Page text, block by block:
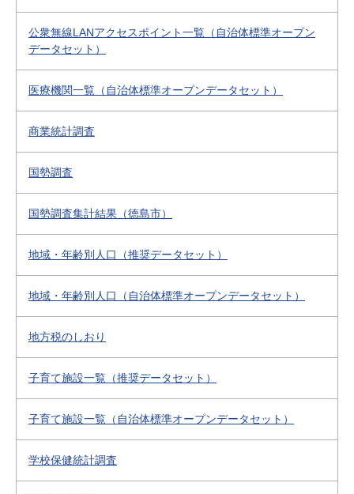
公衆無線LANアクセスポイント一覧（自治体標準オープン
データセット）
医療機関一覧（自治体標準オープンデータセット）
商業統計調査
国勢調査
国勢調査集計結果（徳島市）
地域・年齢別人口（推奨データセット）
地域・年齢別人口（自治体標準オープンデータセット）
地方税のしおり
子育て施設一覧（推奨データセット）
子育て施設一覧（自治体標準オープンデータセット）
学校保健統計調査